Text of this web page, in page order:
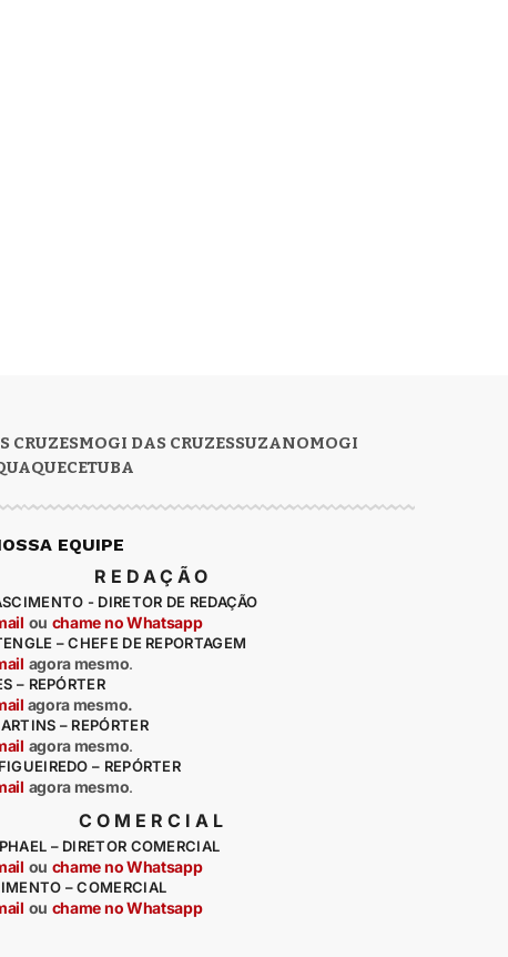
CRUZESMOGI DAS CRUZESSUZANOMOGI
EQUIPE
REDAÇÃO
- DIRETOR DE REDAÇÃO
ou chame no Whatsapp
– CHEFE DE REPORTAGEM
agora mesmo.
– REPÓRTER
agora mesmo.
– REPÓRTER
agora mesmo.
– REPÓRTER
agora mesmo.
COMERCIAL
– DIRETOR COMERCIAL
ou chame no Whatsapp
– COMERCIAL
ou chame no Whatsapp